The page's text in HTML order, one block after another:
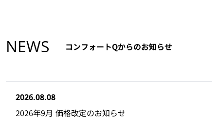
NEWS コンフォートQからのお知らせ
2026.08.08
2026年9月 価格改定のお知らせ